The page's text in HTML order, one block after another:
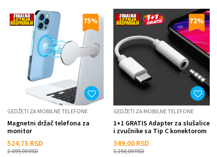
75%
GEDŽETI ZA MOBILNE TELEFONE
Magnetni držač telefona za
monitor
524,75 RSD
2.099,00RSD
72%
GEDŽETI ZA MOBILNE TELEFONE
1+1 GRATIS Adapter za slušalice
i zvučnike sa Tip C konektorom
349,00 RSD
1.250,00RSD